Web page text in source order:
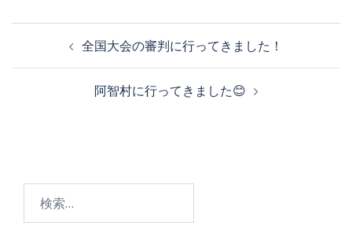
ゲ
全国大会の審判に行ってきました！
阿智村に行ってきました😊